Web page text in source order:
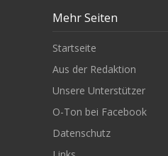
Mehr Seiten
Startseite
Aus der Redaktion
Unsere Unterstützer
O-Ton bei Facebook
Datenschutz